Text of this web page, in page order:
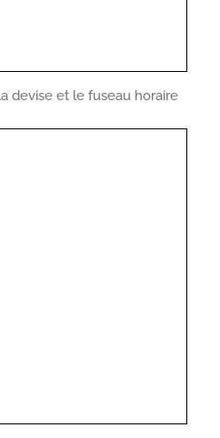
devise et le fuseau horaire